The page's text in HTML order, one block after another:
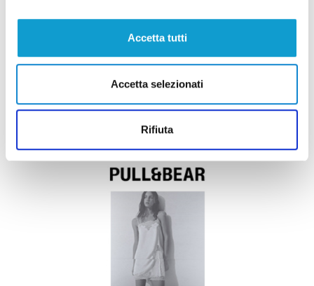
Accetta tutti
Accetta selezionati
Rifiuta